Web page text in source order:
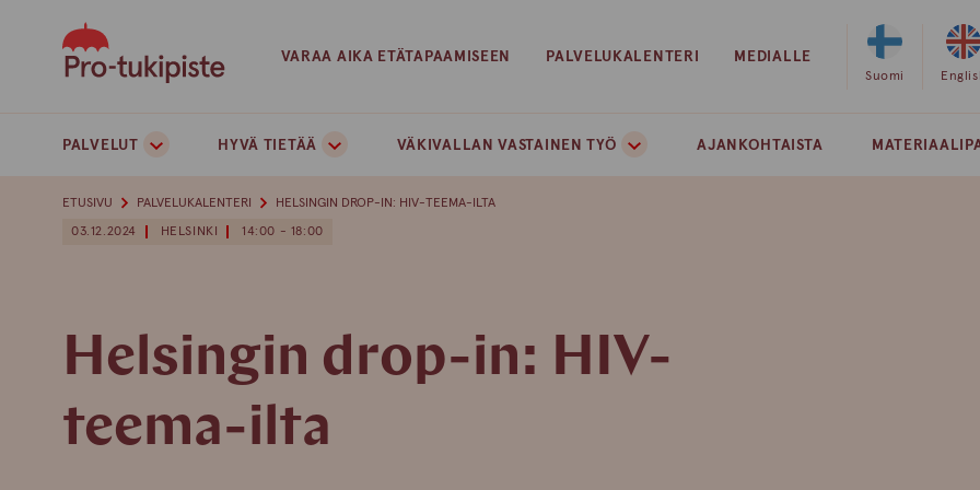
VARAA AIKA ETÄTAPAAMISEEN PALVELUKALENTERI MEDIALLE
Valitse
Suomi
PALVELUT HYVÄ TIETÄÄ VÄKIVALLAN VASTAINEN TYÖ AJANKOHTAISTA
ETUSIVU PALVELUKALENTERI HELSINGIN DROP-IN: HIV-TEEMA-ILTA
03.12.2024 HELSINKI 14:00 - 18:00
Helsingin drop-in: HIV-
teema-ilta